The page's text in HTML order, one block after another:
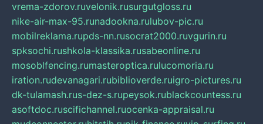
vrema-zdorov.ruvelonik.rusurgutgloss.ru
nike-air-max-95.runadookna.rulubov-pic.ru
mobilreklama.rupds-nn.rusocrat2000.ruvgurin.ru
spksochi.rushkola-klassika.rusabeonline.ru
mosoblfencing.rumasteroptica.rulucomoria.ru
iration.rudevanagari.rubiblioverde.ruigro-pictures.ru
dk-tulamash.rus-dez-s.rupeysok.rublackcountess.ru
asoftdoc.ruscifichannel.ruocenka-appraisal.ru